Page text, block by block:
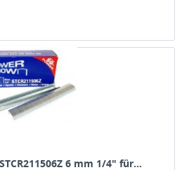
6 mm 1/4" für...